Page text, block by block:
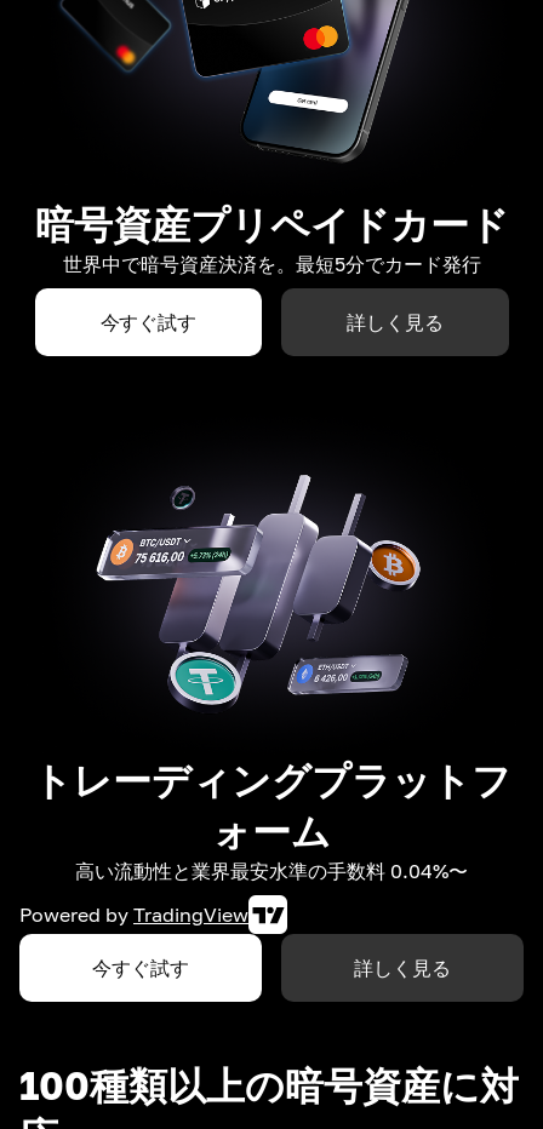
暗号資産プリペイドカード
世界中で暗号資産決済を。最短5分でカード発行
今すぐ試す 詳しく見る
トレーディングプラットフ
ォーム
高い流動性と業界最安水準の手数料 0.04%〜
Powered by TradingView
今すぐ試す 詳しく見る
100種類以上の暗号資産に対